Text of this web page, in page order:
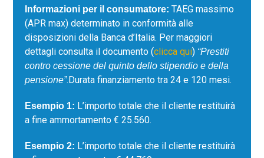
Informazioni per il consumatore: TAEG massimo
(APR max) determinato in conformità alle
disposizioni della Banca d’Italia. Per maggiori
dettagli consulta il documento (clicca qui) “Prestiti
contro cessione del quinto dello stipendio e della
pensione”.Durata finanziamento tra 24 e 120 mesi.
Esempio 1: L’importo totale che il cliente restituirà
a fine ammortamento € 25.560.
Esempio 2: L’importo totale che il cliente restituirà